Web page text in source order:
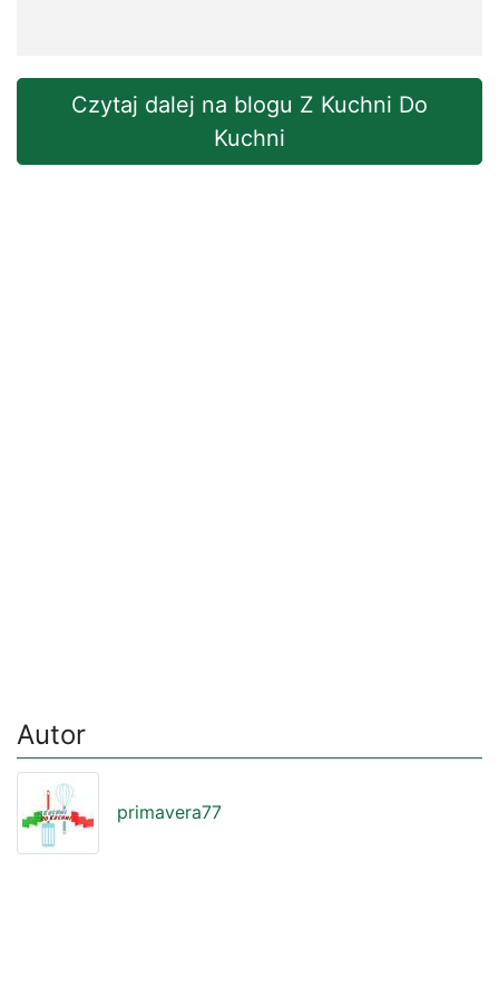
Czytaj dalej na blogu Z Kuchni Do
Kuchni
Autor
primavera77